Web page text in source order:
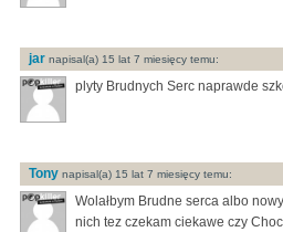
jar napisal(a) 15 lat 7 miesięcy temu:
plyty Brudnych Serc naprawde
Tony napisal(a) 15 lat 7 miesięcy temu:
Wolałbym Brudne serca albo
nich tez czekam ciekawe czy